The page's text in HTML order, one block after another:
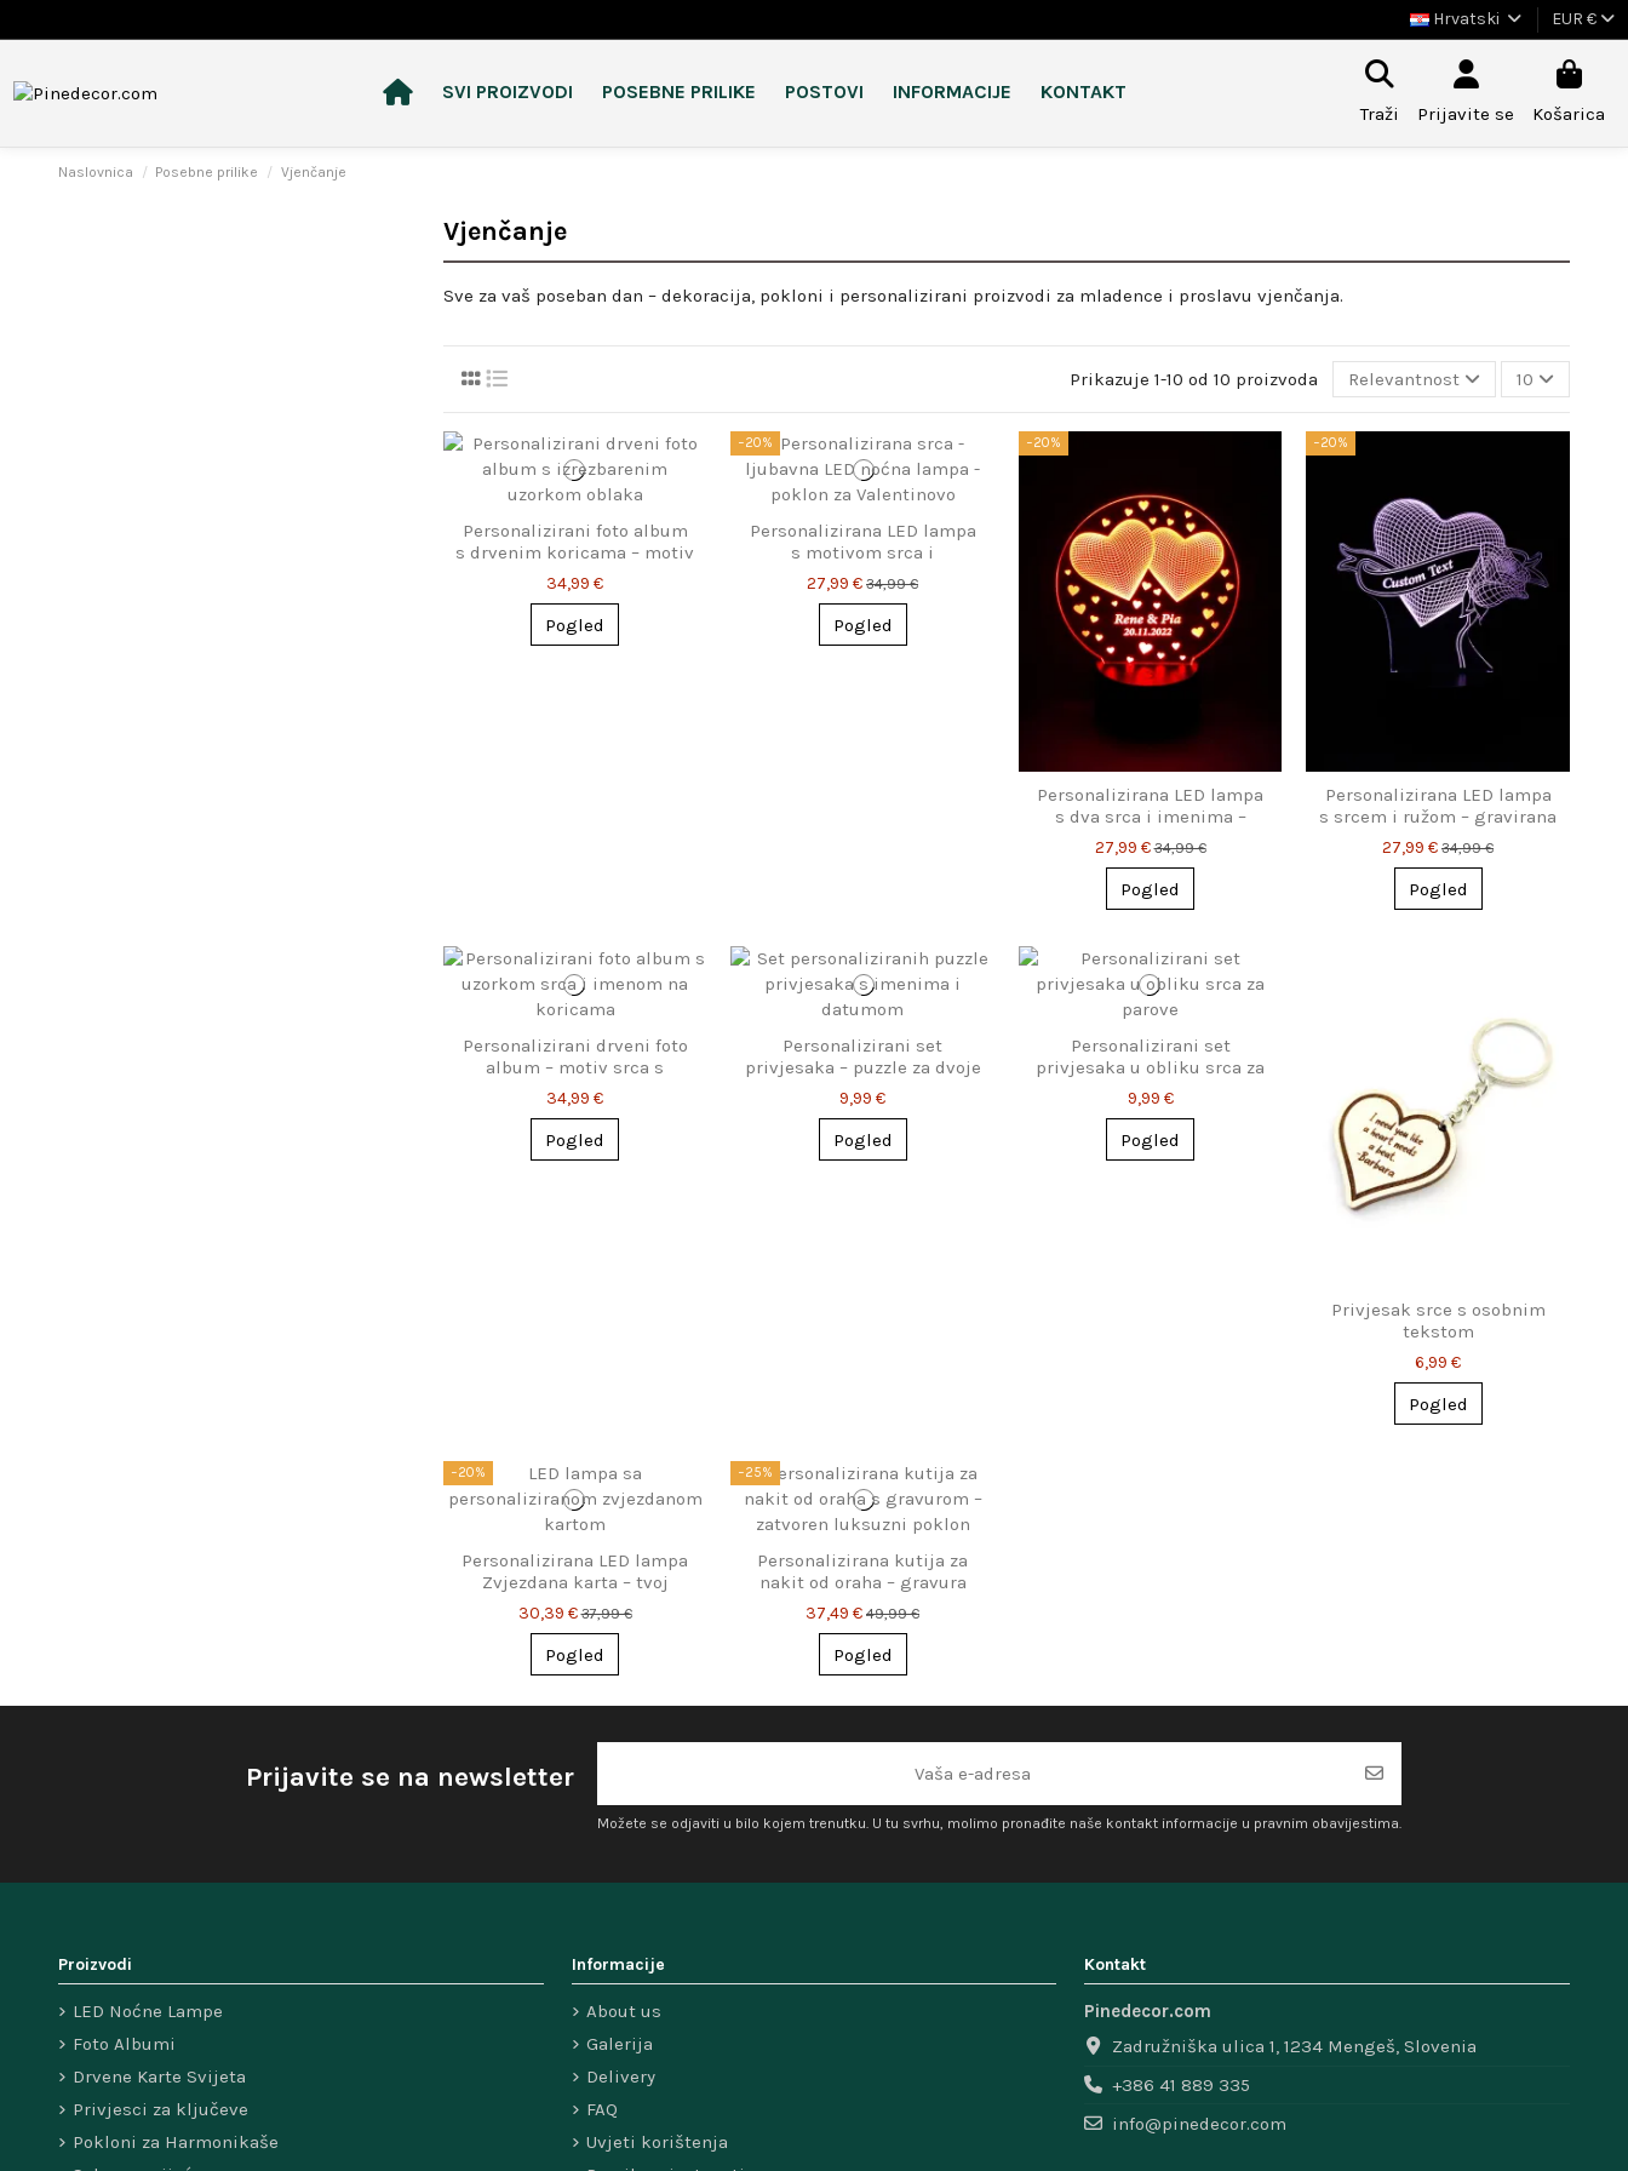
Hrvatski EUR €
SVI PROIZVODI POSEBNE PRILIKE POSTOVI INFORMACIJE KONTAKT
Traži Prijavite se Košarica
Naslovnica Posebne prilike Vjenčanje
Vjenčanje
Sve za vaš poseban dan – dekoracija, pokloni i personalizirani proizvodi za mladence i proslavu vjenčanja.
Prikazuje 1-10 od 10 proizvoda Relevantnost 10
Personalizirani foto album
s drvenim koricama – motiv
oblaka
34,99 €
Pogled
−20%
Personalizirana LED lampa
s motivom srca i
beskonačnosti – imena &
datum
27,99 € 34,99 €
Pogled
−20%
Personalizirana LED lampa
s dva srca i imenima –
romantičan poklon
27,99 €34,99 €
Pogled
−20%
Personalizirana LED lampa
s srcem i ružom – gravirana
ljubavna svjetiljka
27,99 € 34,99 €
Pogled
Personalizirani drveni foto
album – motiv srca s
imenom
34,99 €
Pogled
Personalizirani set
privjesaka – puzzle za dvoje
9,99 €
Pogled
Personalizirani set
privjesaka u obliku srca za
parove
9,99 €
Pogled
Privjesak srce s osobnim
tekstom
6,99 €
Pogled
−20%
Personalizirana LED lampa
Zvjezdana karta – tvoj
poseban trenutak
30,39 €37,99 €
Pogled
−25%
Personalizirana kutija za
nakit od oraha – gravura
imena, savršen poklon za
37,49 € 49,99 €
Pogled
Prijavite se na newsletter
Možete se odjaviti u bilo kojem trenutku. U tu svrhu, molimo pronađite naše kontakt informacije u pravnim obavijestima.
Proizvodi
LED Noćne Lampe
Foto Albumi
Drvene Karte Svijeta
Privjesci za ključeve
Pokloni za Harmonikaše
Informacije
About us
Galerija
Delivery
FAQ
Uvjeti korištenja
Kontakt
Pinedecor.com
Zadružniška ulica 1, 1234 Mengeš, Slovenia
+386 41 889 335
info@pinedecor.com